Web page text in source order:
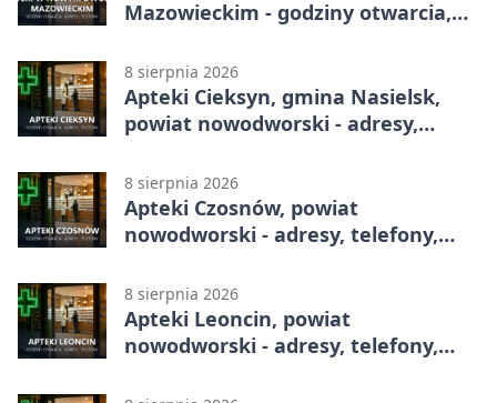
Mazowieckim - godziny otwarcia,
8 sierpnia 2026
Apteki Cieksyn, gmina Nasielsk,
powiat nowodworski - adresy,
8 sierpnia 2026
Apteki Czosnów, powiat
nowodworski - adresy, telefony,
8 sierpnia 2026
Apteki Leoncin, powiat
nowodworski - adresy, telefony,